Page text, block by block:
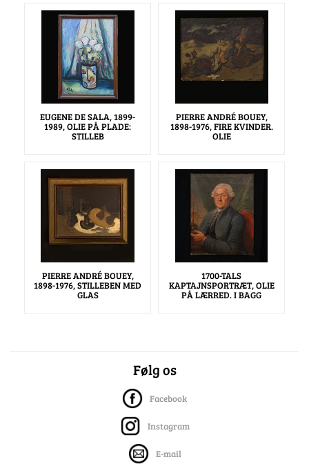
EUGENE DE SALA, 1899-
1989, OLIE PÅ PLADE:
STILLEB
PIERRE ANDRÉ BOUEY,
1898-1976, FIRE KVINDER.
OLIE
PIERRE ANDRÉ BOUEY,
1898-1976, STILLEBEN MED
GLAS
1700-TALS
KAPTAJNSPORTRÆT, OLIE
PÅ LÆRRED. I BAGG
Følg os
Facebook
Instagram
E-mail